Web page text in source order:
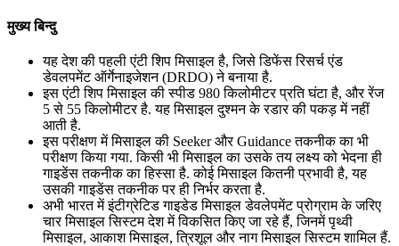
मुख्य बिन्दु
यह देश की पहली एंटी शिप मिसाइल है, जिसे डिफेंस रिसर्च एंड
डेवलपमेंट ऑर्गेनाइजेशन (DRDO) ने बनाया है.
इस एंटी शिप मिसाइल की स्पीड 980 किलोमीटर प्रति घंटा है, और रेंज
5 से 55 किलोमीटर है. यह मिसाइल दुश्मन के रडार की पकड़ में नहीं
आती है.
इस परीक्षण में मिसाइल की Seeker और Guidance तकनीक का भी
परीक्षण किया गया. किसी भी मिसाइल का उसके तय लक्ष्य को भेदना ही
गाइडेंस तकनीक का हिस्सा है. कोई मिसाइल कितनी प्रभावी है, यह
उसकी गाइडेंस तकनीक पर ही निर्भर करता है.
अभी भारत में इंटीग्रेटिड गाइडेड मिसाइल डेवलेपमेंट प्रोग्राम के जरिए
चार मिसाइल सिस्टम देश में विकसित किए जा रहे हैं, जिनमें पृथ्वी
मिसाइल, आकाश मिसाइल, त्रिशूल और नाग मिसाइल सिस्टम शामिल हैं.